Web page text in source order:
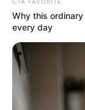
Why this
every day